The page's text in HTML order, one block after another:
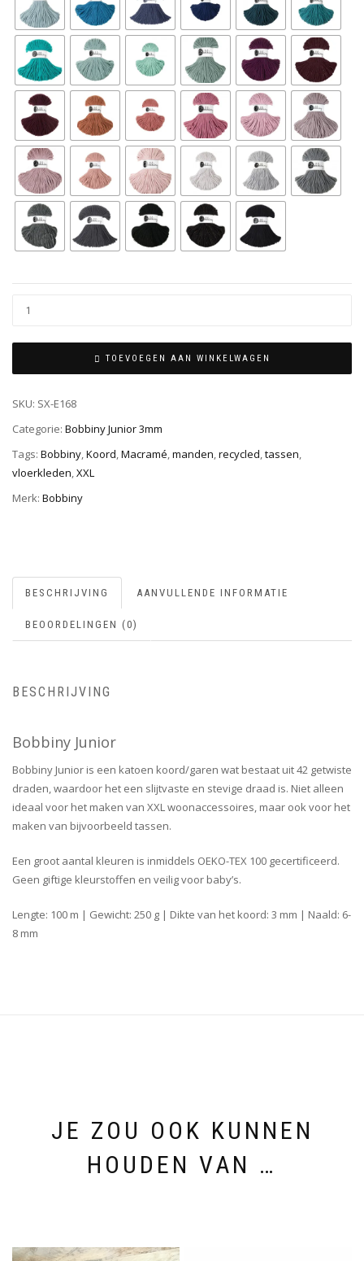
TOEVOEGEN AAN WINKELWAGEN
SKU: SX-E168
Categorie: Bobbiny Junior 3mm
Tags: Bobbiny,Koord,Macramé,manden,recycled,tassen,
vloerkleden,XXL
Merk: Bobbiny
BESCHRIJVING AANVULLENDE INFORMATIE
BEOORDELINGEN (0)
BESCHRIJVING
Bobbiny Junior
Bobbiny Junior is een katoen koord/garen wat bestaat uit 42 getwiste
draden, waardoor het een slijtvaste en stevige draad is. Niet alleen
ideaal voor het maken van XXL woonaccessoires, maar ook voor het
maken van bijvoorbeeld tassen.
Een groot aantal kleuren is inmiddels OEKO-TEX 100 gecertificeerd.
Geen giftige kleurstoffen en veilig voor baby’s.
Lengte: 100 m | Gewicht: 250 g | Dikte van het koord: 3 mm | Naald: 6-
8 mm
JE ZOU OOK KUNNEN
HOUDEN VAN …